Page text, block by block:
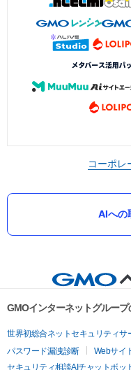
コーポレ
AIへの
GMOインターネットグルー
世界初総合ネットセキュリティサ
パスワード漏洩診断
Webサイ
セキュリティ相談AIチャットボッ